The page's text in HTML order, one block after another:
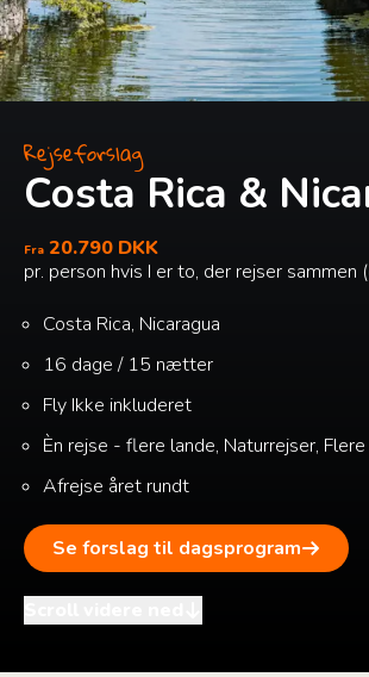
Rejseforslag
Costa Rica &
Fra 20.790 DKK
pr. person hvis I er to, der rejser sammen
Costa Rica, Nicaragua
16 dage / 15 nætter
Fly Ikke inkluderet
Èn rejse - flere lande, Naturrejser,
Afrejse året rundt
Se forslag til dagsprogram